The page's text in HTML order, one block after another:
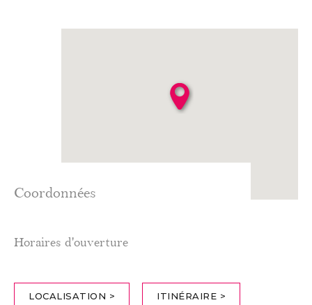
Coordonnées
Horaires d'ouverture
LOCALISATION > ITINÉRAIRE >